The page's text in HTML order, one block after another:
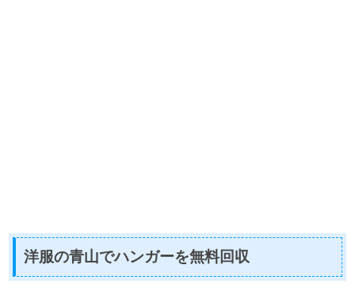
洋服の青山でハンガーを無料回収